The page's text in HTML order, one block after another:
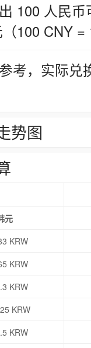
100 人民
100 CNY =
考，实际
势图
元
KRW
KRW
KRW
KRW
KRW